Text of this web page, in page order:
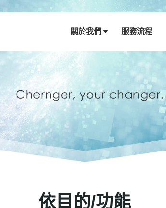
關於我們 服務流程
依目的/功能